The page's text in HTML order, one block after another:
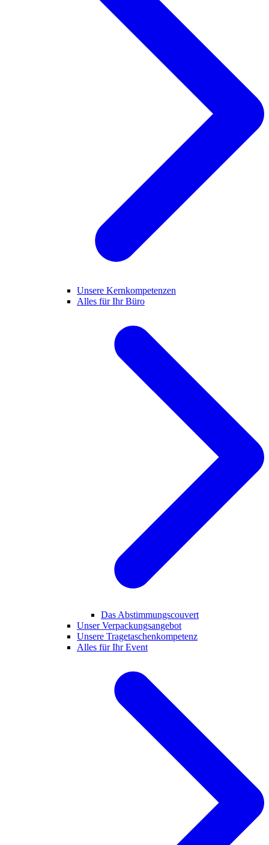
Unsere Kernkompetenzen
Alles für Ihr Büro
Das Abstimmungscouvert
Unser Verpackungsangebot
Unsere Tragetaschenkompetenz
Alles für Ihr Event